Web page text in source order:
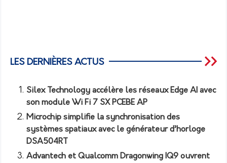
LES DERNIÈRES ACTUS
Silex Technology accélère les réseaux Edge AI avec
son module Wi Fi 7 SX PCEBE AP
Microchip simplifie la synchronisation des
systèmes spatiaux avec le générateur d’horloge
DSA504RT
Advantech et Qualcomm Dragonwing IQ9 ouvrent